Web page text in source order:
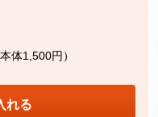
体1,500円）
れる